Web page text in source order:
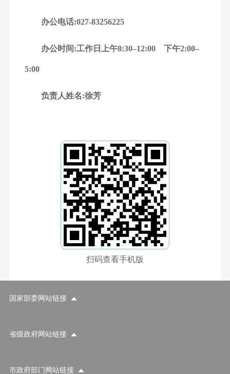
办公电话:027-83256225
办公时间:工作日上午8:30–12:00 下午2:00–
5:00
负责人姓名:徐芳
扫码查看手机版
国家部委网站链接
省级政府网站链接
市政府部门网站链接